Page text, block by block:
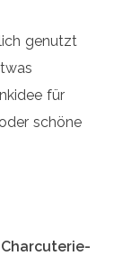
genutzt
für
schöne